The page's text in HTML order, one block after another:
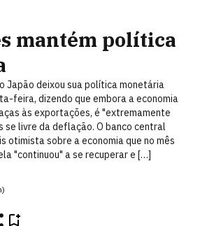
mantém política
Japão deixou sua política monetária
feira, dizendo que embora a economia
às exportações, é "extremamente
se livre da deflação. O banco central
otimista sobre a economia que no mês
"continuou" a se recuperar e […]